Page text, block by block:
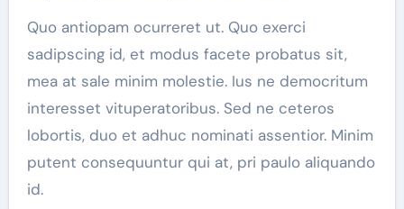
Quo antiopam ocurreret ut. Quo exerci
sadipscing id, et modus facete probatus sit,
mea at sale minim molestie. Ius ne democritum
interesset vituperatoribus. Sed ne ceteros
lobortis, duo et adhuc nominati assentior. Minim
putent consequuntur qui at, pri paulo aliquando
id.